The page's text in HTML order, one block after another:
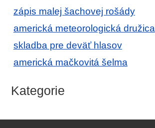
zápis malej šachovej rošády
americká meteorologická družica
skladba pre deväť hlasov
americká mačkovitá šelma
Kategorie